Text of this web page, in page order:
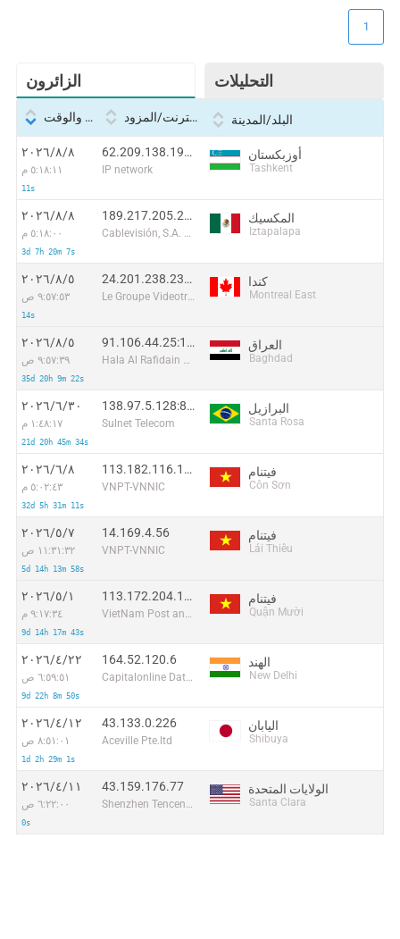
الزائرون التحليلات
1
التاريخ والوقت بروتوكول الإنترنت/المزود البلد/المدينة
٨‏/٨‏/٢٠٢٦
٥:١٨:١١ م
11s
62.209.138.195:43750
IP network
أوزبكستان
Tashkent
٨‏/٨‏/٢٠٢٦
٥:١٨:٠٠ م
3d 7h 20m 7s
189.217.205.246:33264
Cablevisión, S.A. de C.V.
المكسيك
Iztapalapa
٥‏/٨‏/٢٠٢٦
٩:٥٧:٥٣ ص
14s
24.201.238.232:36166
Le Groupe Videotron Ltee
كندا
Montreal East
٥‏/٨‏/٢٠٢٦
٩:٥٧:٣٩ ص
35d 20h 9m 22s
91.106.44.25:15180
Hala Al Rafidain Company for Communications and Internet LTD.
العراق
Baghdad
٣٠‏/٦‏/٢٠٢٦
١:٤٨:١٧ م
21d 20h 45m 34s
138.97.5.128:8570
Sulnet Telecom
البرازيل
Santa Rosa
٨‏/٦‏/٢٠٢٦
٥:٠٢:٤٣ م
32d 5h 31m 11s
113.182.116.102:55630
VNPT-VNNIC
فيتنام
Côn Sơn
٧‏/٥‏/٢٠٢٦
١١:٣١:٣٢ ص
5d 14h 13m 58s
14.169.4.56
VNPT-VNNIC
فيتنام
Lái Thiêu
١‏/٥‏/٢٠٢٦
٩:١٧:٣٤ م
9d 14h 17m 43s
113.172.204.195
VietNam Post and Telecom Corporation
فيتنام
Quận Mười
٢٢‏/٤‏/٢٠٢٦
٦:٥٩:٥١ ص
9d 22h 8m 50s
164.52.120.6
Capitalonline Data Service (HK) Co
الهند
New Delhi
١٢‏/٤‏/٢٠٢٦
٨:٥١:٠١ ص
1d 2h 29m 1s
43.133.0.226
Aceville Pte.ltd
اليابان
Shibuya
١١‏/٤‏/٢٠٢٦
٦:٢٢:٠٠ ص
0s
43.159.176.77
Shenzhen Tencent Computer Systems Company Limited
الولايات المتحدة
Santa Clara